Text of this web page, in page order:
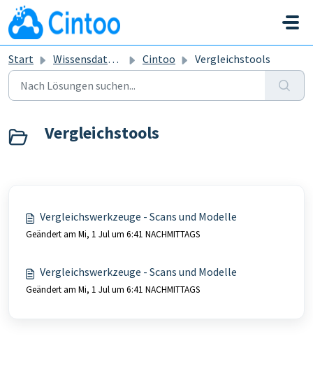
Zum hauptsächlichen Inhalt gehen
Start Wissensdatenbank Cintoo Vergleichstools
Vergleichstools
Vergleichswerkzeuge - Scans und Modelle
Geändert am Mi, 1 Jul um 6:41 NACHMITTAGS
Vergleichswerkzeuge - Scans und Modelle
Geändert am Mi, 1 Jul um 6:41 NACHMITTAGS